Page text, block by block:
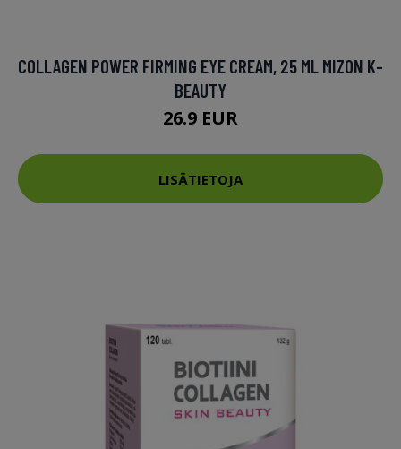
COLLAGEN POWER FIRMING EYE CREAM, 25 ML MIZON K-
BEAUTY
26.9 EUR
LISÄTIETOJA